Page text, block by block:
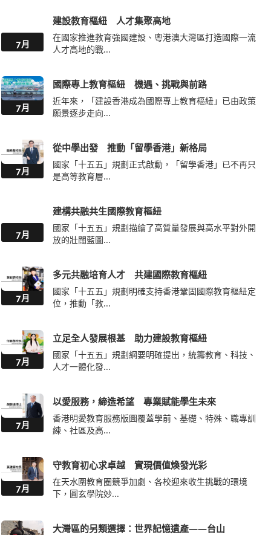
7月
建設教育樞紐 人才集聚高地
在國家推進教育強國建設、粵港澳大灣區打造國際一流
人才高地的戰...
7月
國際專上教育樞紐 機遇、挑戰與前路
近年來，「建設香港成為國際專上教育樞紐」已由政策
願景逐步走向...
7月
從中學出發 推動「留學香港」新格局
國家「十五五」規劃正式啟動，「留學香港」已不再只
是高等教育層...
7月
建構共融共生國際教育樞紐
國家「十五五」規劃描繪了高質量發展與高水平對外開
放的壯闊藍圖...
7月
多元共融培育人才 共建國際教育樞紐
國家「十五五」規劃明確支持香港鞏固國際教育樞紐定
位，推動「教...
7月
立足全人發展根基 助力建設教育樞紐
國家「十五五」規劃綱要明確提出，統籌教育、科技、
人才一體化發...
7月
以愛服務，締造希望 專業賦能學生未來
香港明愛教育服務版圖覆蓋學前、基礎、特殊、職專訓
練、社區及高...
7月
守教育初心求卓越 實現價值煥發光彩
在天水圍教育圈競爭加劇、各校迎來收生挑戰的環境
下，圓玄學院妙...
大灣區的另類選擇：世界記憶遺產——台山